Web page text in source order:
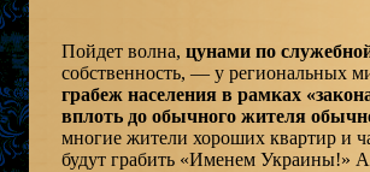
Пойдет волна, цунами по
собственность, — у региональных
грабеж населения в рамках
вплоть до обычного жителя
многие жители хороших квартир и
будут грабить «Именем Украины!» А